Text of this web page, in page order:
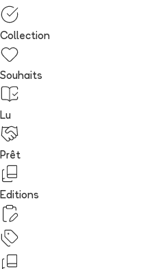
Collection
Souhaits
Lu
Prêt
Editions